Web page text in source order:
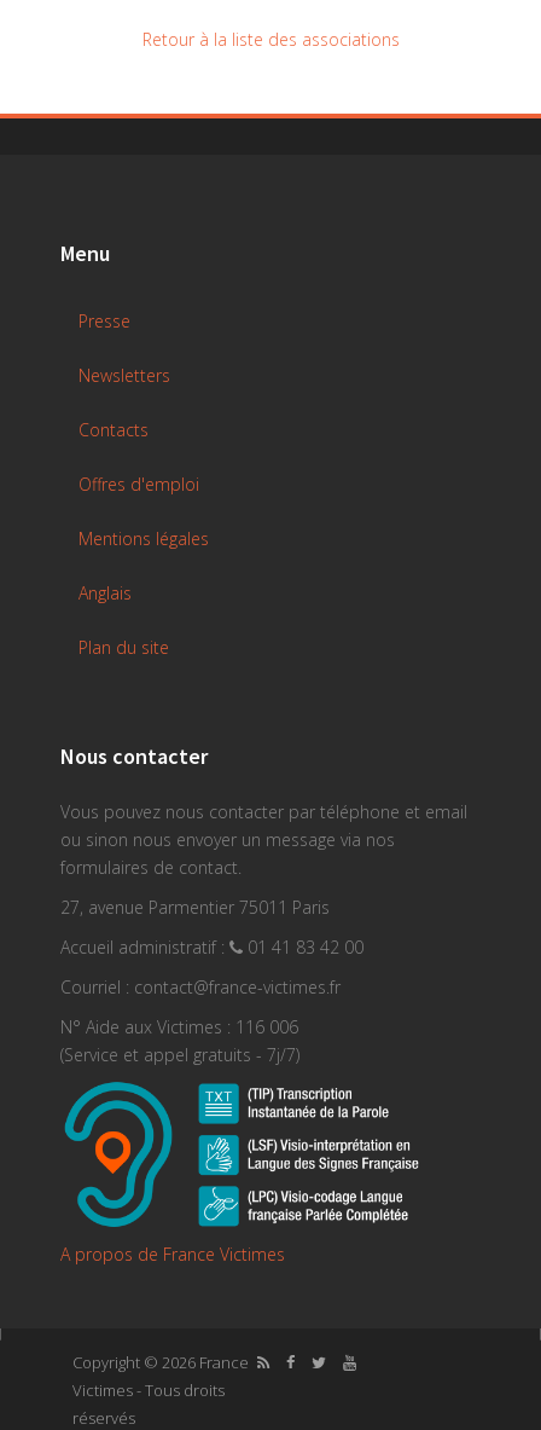
Retour à la liste des associations
Menu
Presse
Newsletters
Contacts
Offres d'emploi
Mentions légales
Anglais
Plan du site
Nous contacter
Vous pouvez nous contacter par téléphone et email
ou sinon nous envoyer un message via nos
formulaires de contact.
27, avenue Parmentier 75011 Paris
Accueil administratif :
01 41 83 42 00
Courriel : contact@france-victimes.fr
N° Aide aux Victimes : 116 006
(Service et appel gratuits - 7j/7)
A propos de France Victimes
Copyright © 2026 France
Victimes - Tous droits
réservés